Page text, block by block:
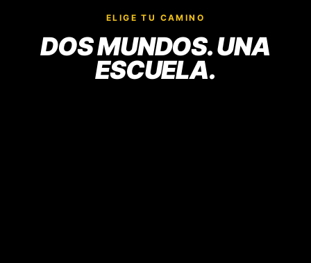
ELIGE TU CAMINO
DOS MUNDOS. UNA
ESCUELA.